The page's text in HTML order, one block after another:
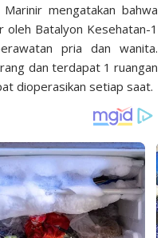
mengatakan bahwa
oleh Batalyon Kesehatan-1
pria dan wanita.
dan terdapat 1 ruangan
dioperasikan setiap saat.